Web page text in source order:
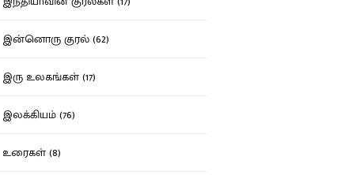
இன்னொரு குரல் (62)
இரு உலகங்கள் (17)
இலக்கியம் (76)
உரைகள் (8)